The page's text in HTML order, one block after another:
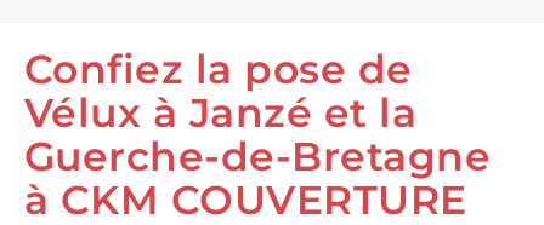
Confiez la pose de
Vélux à Janzé et la
Guerche-de-Bretagne
à CKM COUVERTURE